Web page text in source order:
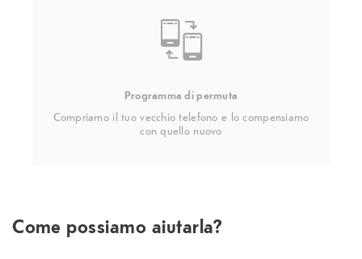
Programma di permuta
Compriamo il tuo vecchio telefono e lo compensiamo
con quello nuovo
Come possiamo aiutarla?